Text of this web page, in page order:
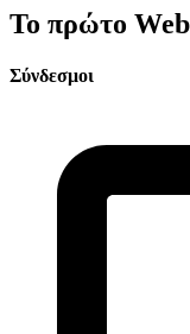
Το πρώτο
Σύνδεσμοι